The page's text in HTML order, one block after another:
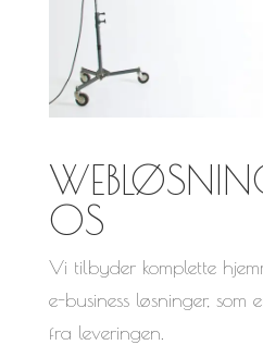
OS
Vi tilbyder komplette
e-business løsninger, som
fra leveringen.